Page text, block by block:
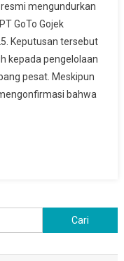
mengundurkan
GoTo Gojek
Keputusan tersebut
kepada pengelolaan
pesat. Meskipun
bahwa
untuk: